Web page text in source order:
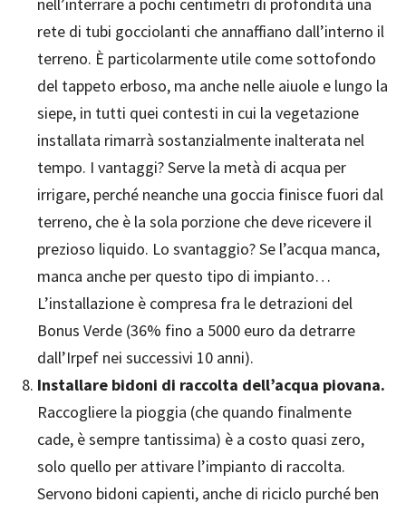
rete di tubi gocciolanti che annaffiano dall’interno il
terreno. È particolarmente utile come sottofondo
del tappeto erboso, ma anche nelle aiuole e lungo la
siepe, in tutti quei contesti in cui la vegetazione
installata rimarrà sostanzialmente inalterata nel
tempo. I vantaggi? Serve la metà di acqua per
irrigare, perché neanche una goccia finisce fuori dal
terreno, che è la sola porzione che deve ricevere il
prezioso liquido. Lo svantaggio? Se l’acqua manca,
manca anche per questo tipo di impianto…
L’installazione è compresa fra le detrazioni del
Bonus Verde (36% fino a 5000 euro da detrarre
dall’Irpef nei successivi 10 anni).
Installare bidoni di raccolta dell’acqua piovana.
Raccogliere la pioggia (che quando finalmente
cade, è sempre tantissima) è a costo quasi zero,
solo quello per attivare l’impianto di raccolta.
Servono bidoni capienti, anche di riciclo purché ben